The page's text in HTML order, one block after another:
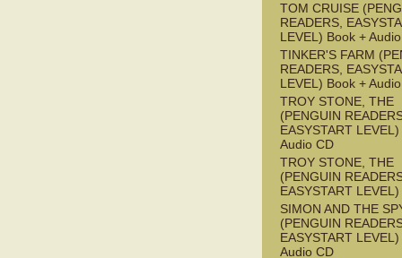
TOM CRUISE
READERS,
LEVEL) Book +
TINKER'S FARM
READERS,
LEVEL) Book +
TROY STONE, THE
(PENGUIN
EASYSTART
Audio CD
TROY STONE, THE
(PENGUIN
EASYSTART
SIMON AND THE
(PENGUIN
EASYSTART
Audio CD